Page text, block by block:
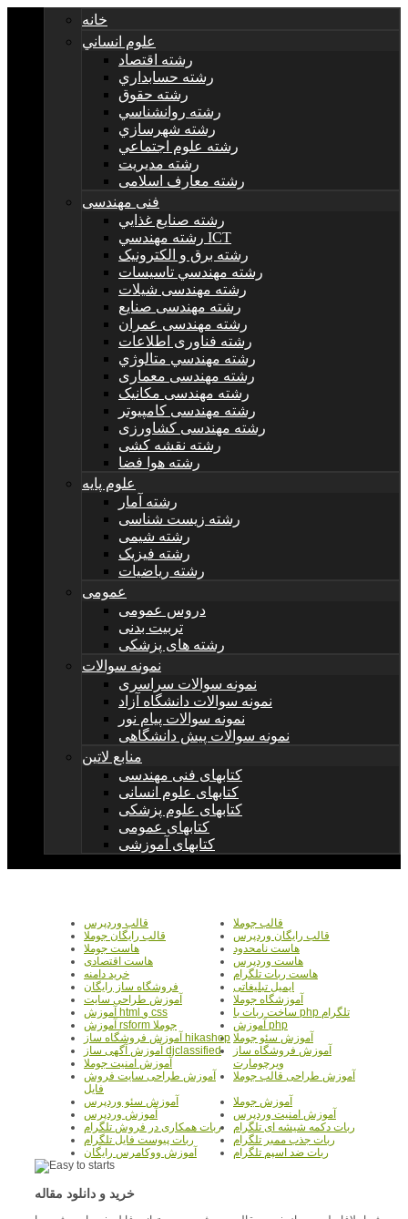
خانه
علوم انساني
رشته اقتصاد
رشته حسابداري
رشته حقوق
رشته روانشناسي
رشته شهرسازي
رشته علوم اجتماعي
رشته مديريت
رشته معارف اسلامی
فنی مهندسی
رشته صنايع غذايي
رشته مهندسي ICT
رشته برق و الکترونيک
رشته مهندسي تاسيسات
رشته مهندسی شیلات
رشته مهندسی صنایع
رشته مهندسی عمران
رشته فناوری اطلاعات
رشته مهندسي متالوژي
رشته مهندسی معماری
رشته مهندسی مکانیک
رشته مهندسی کامپیوتر
رشته مهندسی کشاورزی
رشته نقشه کشی
رشته هوا فضا
علوم پایه
رشته آمار
رشته زیست شناسی
رشته شیمی
رشته فیزیک
رشته ریاضیات
عمومی
دروس عمومی
تربیت بدنی
رشته های پزشکی
نمونه سوالات
نمونه سوالات سراسری
نمونه سوالات دانشگاه آزاد
نمونه سوالات پیام نور
نمونه سوالات پیش دانشگاهی
منابع لاتین
کتابهای فنی مهندسی
کتابهای علوم انسانی
کتابهای علوم پزشکی
کتابهای عمومی
کتابهای آموزشی
قالب جوملا
قالب وردپرس
قالب رایگان وردپرس
قالب رایگان جوملا
هاست نامحدود
هاست جوملا
هاست وردپرس
هاست اقتصادی
هاست ربات تلگرام
خرید دامنه
ایمیل تبلیغاتی
فروشگاه ساز رایگان
آموزشگاه جوملا
آموزش طراحی سایت
ساخت ربات با php تلگرام
آموزش html و css
آموزش php
آموزش rsform جوملا
آموزش سئو جوملا آموزش فروشگاه ساز hikashop
آموزش فروشگاه ساز
ویرچومارت
آموزش آگهی ساز djclassified
آموزش امنیت جوملا
آموزش طراحی قالب جوملا
آموزش طراحی سایت فروش
فایل
آموزش جوملا
آموزش سئو وردپرس
آموزش امنیت وردپرس
آموزش وردپرس
ربات دکمه شیشه ای تلگرام
ربات همکاری در فروش تلگرام
ربات جذب ممبر تلگرام
ربات پیوست فایل تلگرام
ربات ضد اسپم تلگرام
آموزش ووکامرس رایگان
خرید و دانلود مقاله